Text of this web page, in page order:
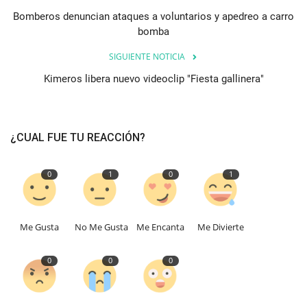
Bomberos denuncian ataques a voluntarios y apedreo a carro
bomba
SIGUIENTE NOTICIA
Kimeros libera nuevo videoclip "Fiesta gallinera"
¿CUAL FUE TU REACCIÓN?
0
Me Gusta
1
No Me Gusta
0
Me Encanta
1
Me Divierte
0 0 0